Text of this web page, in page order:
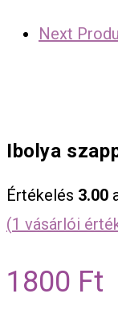
Next
Ibolya
Értékelés 3.00
(1 vásárlói
1800 Ft